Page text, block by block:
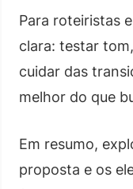
Para roteiristas
clara: testar
cuidar das
melhor do que
Em resumo,
proposta e os